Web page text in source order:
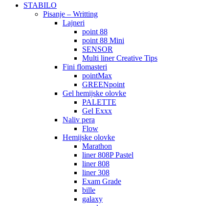
STABILO
Pisanje – Writting
Lajneri
point 88
point 88 Mini
SENSOR
Multi liner Creative Tips
Fini flomasteri
pointMax
GREENpoint
Gel hemijske olovke
PALETTE
Gel Exxx
Naliv pera
Flow
Hemijske olovke
Marathon
liner 808P Pastel
liner 808
liner 308
Exam Grade
bille
galaxy